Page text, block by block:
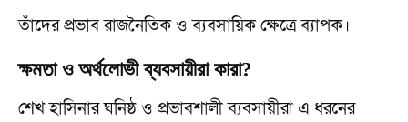
তাঁদের প্রভাব রাজনৈতিক ও ব্যবসায়িক ক্ষেত্রে ব্যাপক।
ক্ষমতা ও অর্থলোভী ব্যবসায়ীরা কারা?
শেখ হাসিনার ঘনিষ্ঠ ও প্রভাবশালী ব্যবসায়ীরা এ ধরনের